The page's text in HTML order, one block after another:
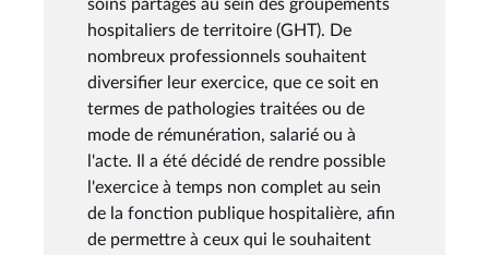
soins partagés au sein des groupements
hospitaliers de territoire (GHT). De
nombreux professionnels souhaitent
diversifier leur exercice, que ce soit en
termes de pathologies traitées ou de
mode de rémunération, salarié ou à
l'acte. Il a été décidé de rendre possible
l'exercice à temps non complet au sein
de la fonction publique hospitalière, afin
de permettre à ceux qui le souhaitent